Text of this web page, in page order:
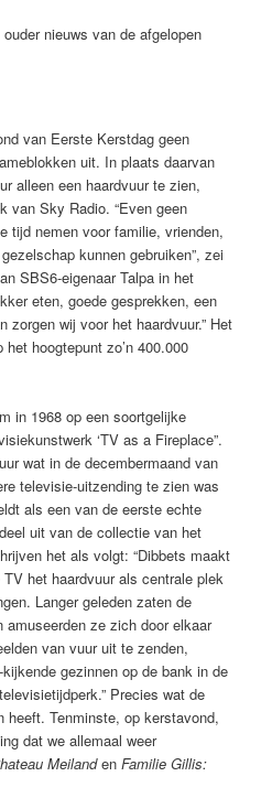
nieuws van de afgelopen
van Eerste Kerstdag geen
uit. In plaats daarvan
alleen een haardvuur te zien,
van Sky Radio. “Even geen
tijd nemen voor familie, vrienden,
kunnen gebruiken”, zei
SBS6-eigenaar Talpa in het
eten, goede gesprekken, een
zorgen wij voor het haardvuur.” Het
hoogtepunt zo’n 400.000
in 1968 op een soortgelijke
‘TV as a Fireplace”.
wat in de decembermaand van
televisie-uitzending te zien was
als een van de eerste echte
uit van de collectie van het
het als volgt: “Dibbets maakt
het haardvuur als centrale plek
Langer geleden zaten de
amuseerden ze zich door elkaar
van vuur uit te zenden,
gezinnen op de bank in de
Precies wat de
heeft. Tenminste, op kerstavond,
dat we allemaal weer
MeilandenFamilie Gillis: